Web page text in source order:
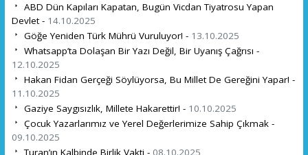
ABD Dün Kapıları Kapatan, Bugün Vicdan Tiyatrosu Yapan
Devlet - 14.10.2025
Göğe Yeniden Türk Mührü Vuruluyor! - 13.10.2025
Whatsapp’ta Dolaşan Bir Yazı Değil, Bir Uyanış Çağrısı -
12.10.2025
Hakan Fidan Gerçeği Söylüyorsa, Bu Millet De Gereğini Yapar! -
11.10.2025
Gaziye Saygısızlık, Millete Hakarettir! - 10.10.2025
Çocuk Yazarlarımız ve Yerel Değerlerimize Sahip Çıkmak -
09.10.2025
Turan’ın Kalbinde Birlik Vakti - 08.10.2025